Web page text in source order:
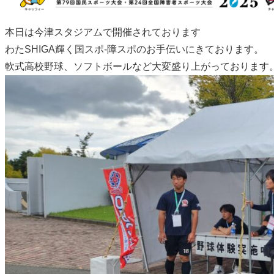
本日は今津スタジアムで開催されております
わたSHIGA輝く国スポ-障スポのお手伝いにきております。
軟式高校野球、ソフトボールなど大変盛り上がっております